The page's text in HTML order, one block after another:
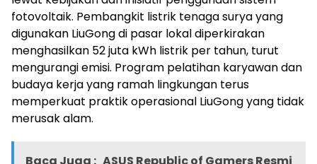
fotovoltaik. Pembangkit listrik tenaga surya yang
digunakan LiuGong di pasar lokal diperkirakan
menghasilkan 52 juta kWh listrik per tahun, turut
mengurangi emisi. Program pelatihan karyawan dan
budaya kerja yang ramah lingkungan terus
memperkuat praktik operasional LiuGong yang tidak
merusak alam.